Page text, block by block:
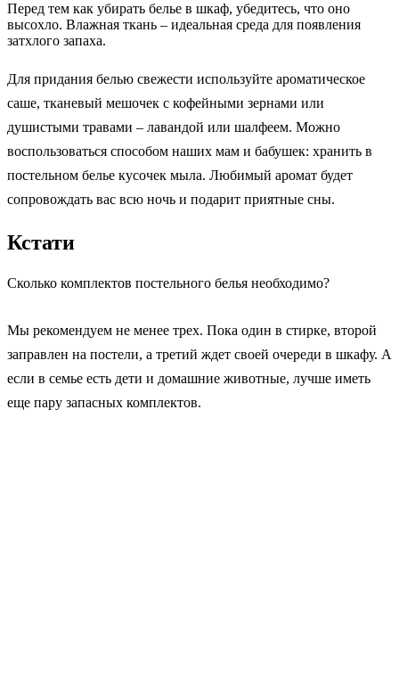
Перед тем как убирать белье в шкаф, убедитесь, что оно
высохло. Влажная ткань – идеальная среда для появления
затхлого запаха.
Для придания белью свежести используйте ароматическое
саше, тканевый мешочек с кофейными зернами или
душистыми травами – лавандой или шалфеем. Можно
воспользоваться способом наших мам и бабушек: хранить в
постельном белье кусочек мыла. Любимый аромат будет
сопровождать вас всю ночь и подарит приятные сны.
Кстати
Сколько комплектов постельного белья необходимо?
Мы рекомендуем не менее трех. Пока один в стирке, второй
заправлен на постели, а третий ждет своей очереди в шкафу. А
если в семье есть дети и домашние животные, лучше иметь
еще пару запасных комплектов.